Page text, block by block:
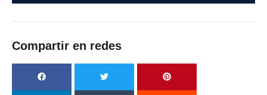
Compartir en redes